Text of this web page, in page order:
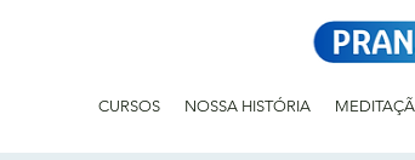
CURSOS NOSSA HISTÓRIA